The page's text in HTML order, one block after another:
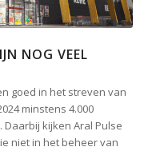
NOG VEEL
goed in het streven van
minstens 4.000
kijken Aral Pulse
niet in het beheer van